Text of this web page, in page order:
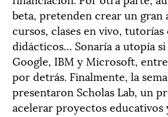
beta, pretenden crear un gran
cursos, clases en vivo,
didácticos… Sonaría a utopía
Google, IBM y Microsoft,
por detrás. Finalmente, la
presentaron Scholas Lab, un
acelerar proyectos educativos